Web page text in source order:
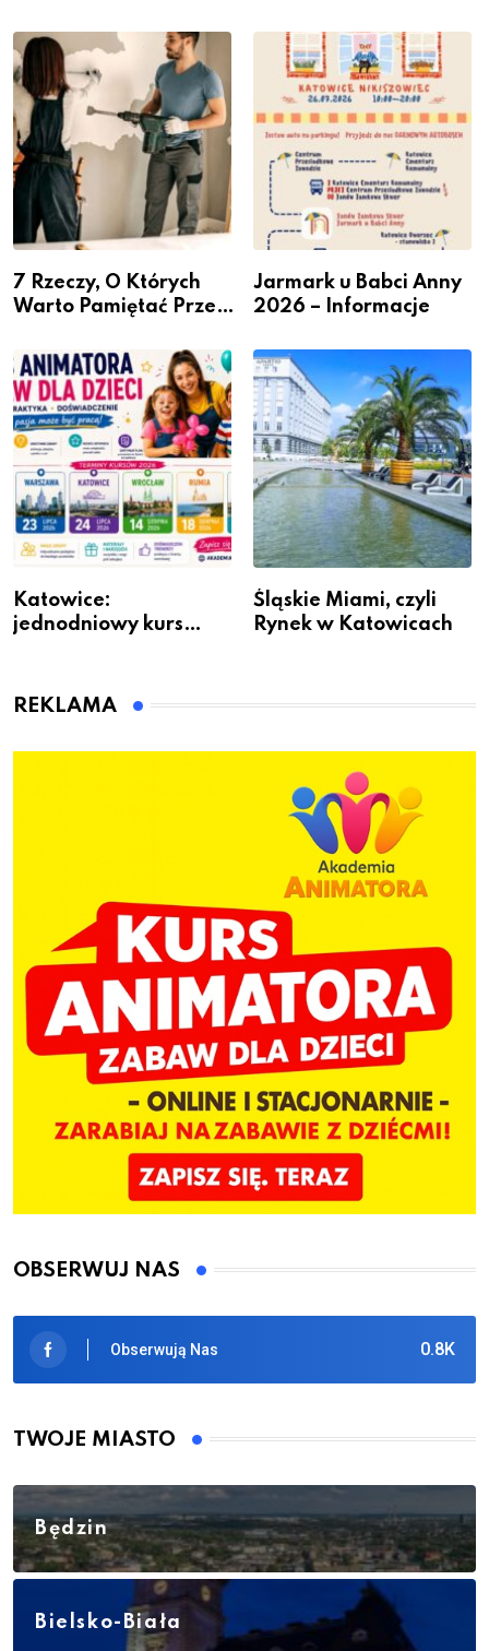
– nabór dla
przedsiębiorców
Podlesiu
7 Rzeczy, O Których
Warto Pamiętać Przed
Jarmark u Babci Anny
2026 – Informacje
Katowice:
jednodniowy kurs
dzieci
Śląskie Miami, czyli
Rynek w Katowicach
REKLAMA
OBSERWUJ NAS
0.8K
Obserwują Nas
TWOJE MIASTO
Będzin
Bielsko-Biała